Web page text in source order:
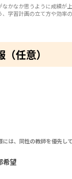
かなか思うように成績が
、学習計画の立て方や効率
任意）
は、同性の教師を優先し
希望